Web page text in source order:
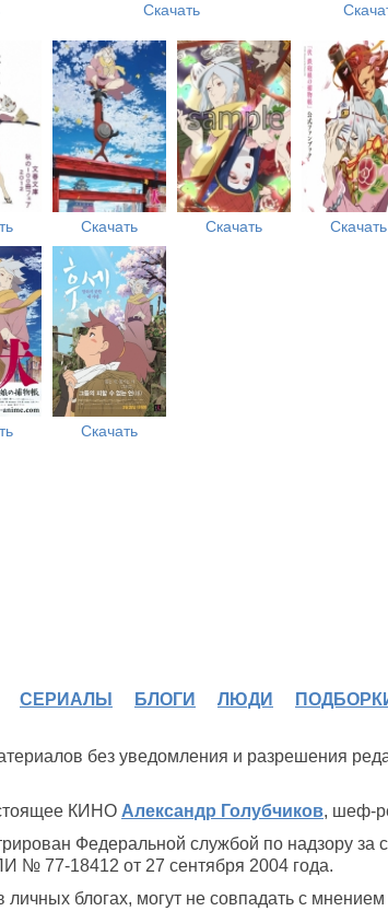
Скачать
Скачать Скачать Скачать
Скачать
СЕРИАЛЫ БЛОГИ ЛЮДИ
без уведомления и разрешения
КИНО Александр Голубчиков, шеф-
Федеральной службой по надзору
№ 77-18412 от 27 сентября 2004 года.
блогах, могут не совпадать с мнением